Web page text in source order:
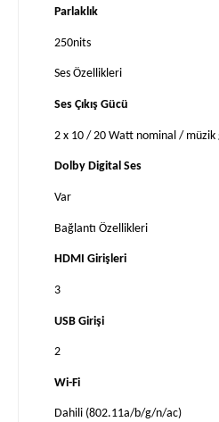
Parlaklık
250nits
Ses Özellikleri
Ses Çıkış Gücü
2 x 10 / 20 Watt nominal / müzik
Dolby Digital Ses
Var
Bağlantı Özellikleri
HDMI Girişleri
3
USB Girişi
2
Wi-Fi
Dahili (802.11a/b/g/n/ac)